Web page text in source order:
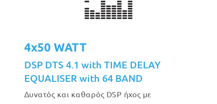
4x50 WATT
DSP DTS 4.1 with TIME DELAY
EQUALISER with 64 BAND
Δυνατός και καθαρός DSP ήχος με